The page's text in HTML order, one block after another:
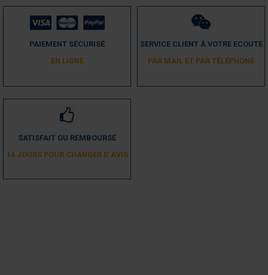
PAIEMENT SÉCURISÉ
EN LIGNE
SERVICE CLIENT À VOTRE ECOUTE
PAR MAIL ET PAR TÉLÉPHONE
SATISFAIT OU REMBOURSÉ
14 JOURS POUR CHANGER D´AVIS